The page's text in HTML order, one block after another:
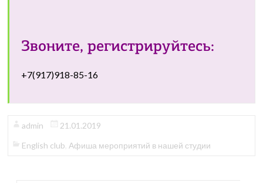
Звоните, регистрируйтесь:
+7(917)918-85-16
admin
21.01.2019
English club Афиша мероприятий в нашей студии